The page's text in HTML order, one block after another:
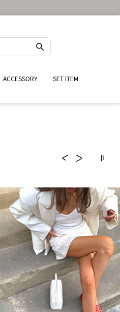
ACCESSORY
SET ITEM